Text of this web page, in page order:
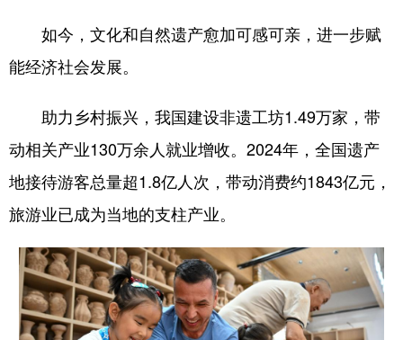
如今，文化和自然遗产愈加可感可亲，进一步赋
能经济社会发展。
助力乡村振兴，我国建设非遗工坊1.49万家，带
动相关产业130万余人就业增收。2024年，全国遗产
地接待游客总量超1.8亿人次，带动消费约1843亿元，
旅游业已成为当地的支柱产业。